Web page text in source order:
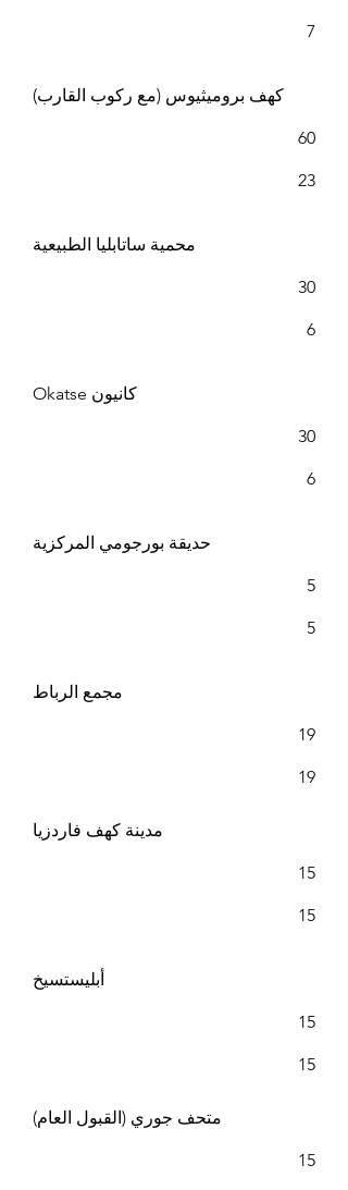
7
كهف بروميثيوس (مع ركوب القارب)
60
23
محمية ساتابليا الطبيعية
30
6
Okatse كانيون
30
6
حديقة بورجومي المركزية
5
5
مجمع الرباط
19
19
مدينة كهف فاردزيا
15
15
أبليستسيخ
15
15
متحف جوري (القبول العام)
15